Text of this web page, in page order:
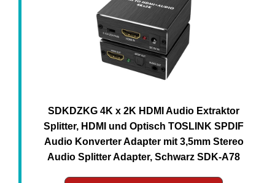
SDKDZKG 4K x 2K HDMI Audio Extraktor
Splitter, HDMI und Optisch TOSLINK SPDIF
Audio Konverter Adapter mit 3,5mm Stereo
Audio Splitter Adapter, Schwarz SDK-A78